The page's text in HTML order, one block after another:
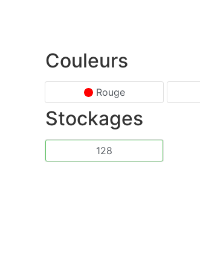
Couleurs
Rouge
Stockages
128